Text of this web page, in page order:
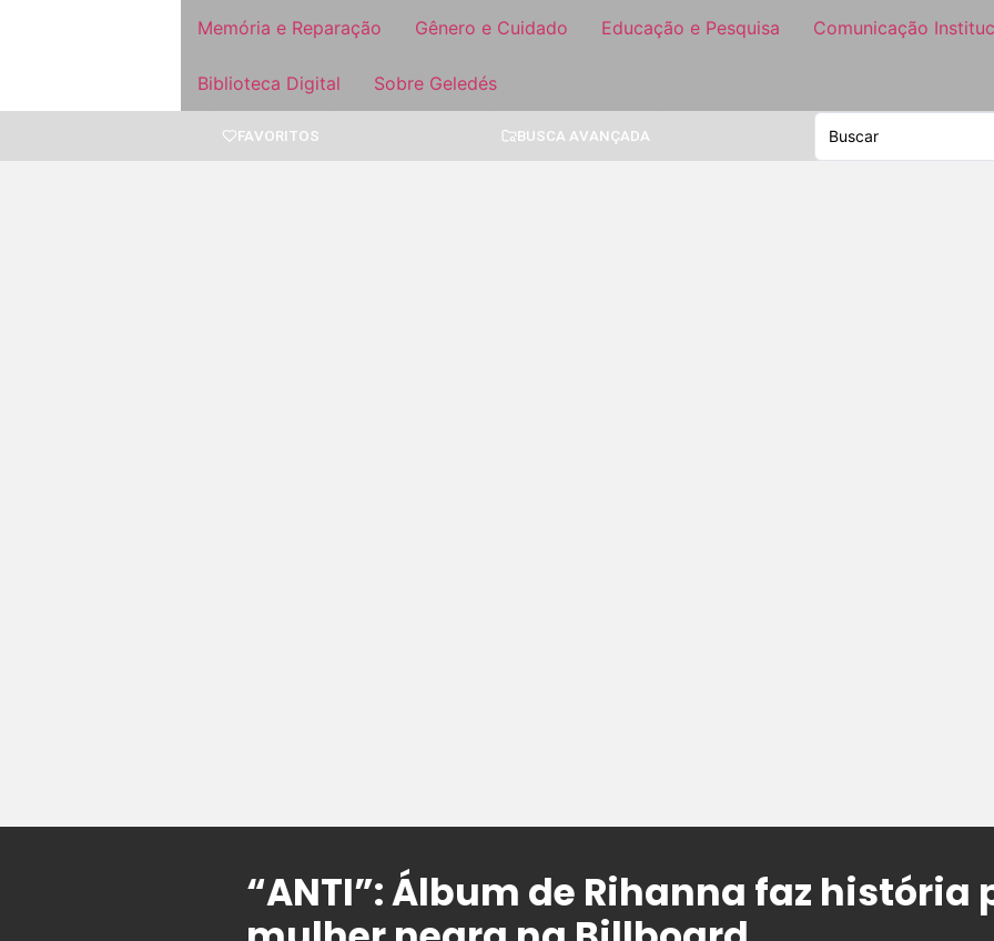
Memória e Reparação Gênero e Cuidado Educação e Pesquisa Comunicação
Biblioteca Digital Sobre Geledés
FAVORITOS BUSCA AVANÇADA
“ANTI”: Álbum de Rihanna faz história